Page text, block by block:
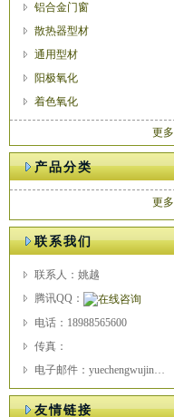
铝合金门窗
散热器型材
通用型材
阳极氧化
着色氧化
更多
产品分类
更多
联系我们
联系人：姚越
腾讯QQ：
电话：18988565600
传真：
电子邮件：yuechengwujin@163.com
友情链接